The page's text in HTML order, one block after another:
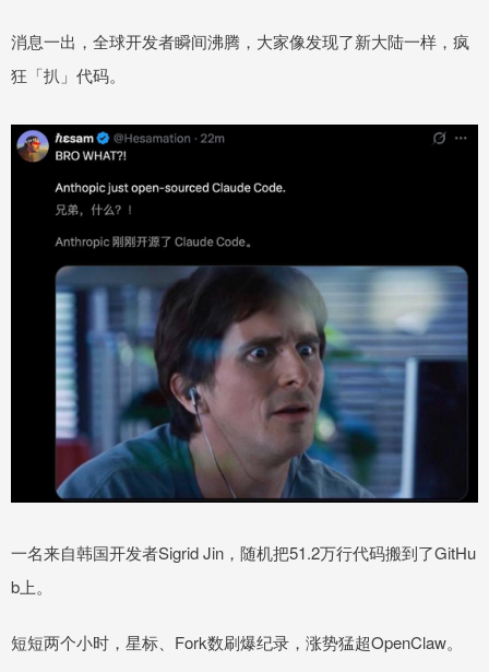
消息一出，全球开发者瞬间沸腾，大家像发现了新大陆一样，疯
狂「扒」代码。
一名来自韩国开发者Sigrid Jin，随机把51.2万行代码搬到了GitHu
b上。
短短两个小时，星标、Fork数刷爆纪录，涨势猛超OpenClaw。